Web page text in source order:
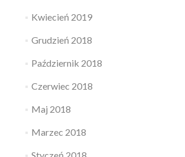
Kwiecień 2019
Grudzień 2018
Październik 2018
Czerwiec 2018
Maj 2018
Marzec 2018